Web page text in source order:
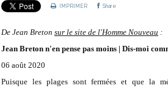
IMPRIMER Share
De Jean Breton sur le site de l'Homme Nouveau :
Jean Breton n'en pense pas moins | Dis-moi
06 août 2020
Puisque les plages sont fermées et que la